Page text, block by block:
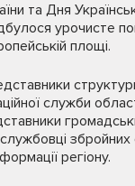
та Дня
урочисте
площі.
служби
регіону.